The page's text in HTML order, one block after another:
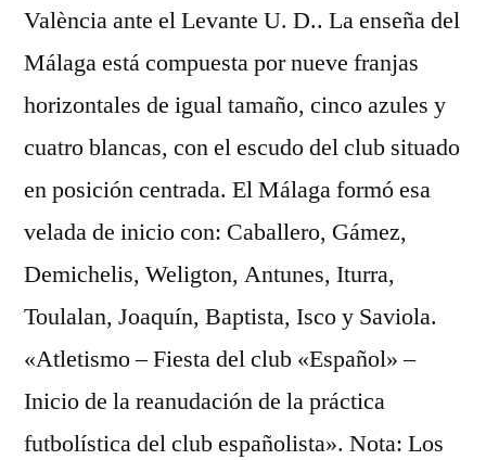
València ante el Levante U. D.. La enseña del
Málaga está compuesta por nueve franjas
horizontales de igual tamaño, cinco azules y
cuatro blancas, con el escudo del club situado
en posición centrada. El Málaga formó esa
velada de inicio con: Caballero, Gámez,
Demichelis, Weligton, Antunes, Iturra,
Toulalan, Joaquín, Baptista, Isco y Saviola.
«Atletismo – Fiesta del club «Español» –
Inicio de la reanudación de la práctica
futbolística del club españolista». Nota: Los